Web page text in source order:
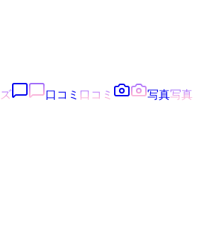
口コミ 口コミ 写真写真